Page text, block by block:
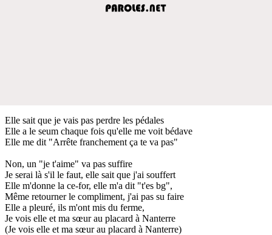
Elle sait que je vais pas perdre les pédales
Elle a le seum chaque fois qu'elle me voit bédave
Elle me dit "Arrête franchement ça te va pas"
Non, un "je t'aime" va pas suffire
Je serai là s'il le faut, elle sait que j'ai souffert
Elle m'donne la ce-for, elle m'a dit "t'es bg",
Même retourner le compliment, j'ai pas su faire
Elle a pleuré, ils m'ont mis du ferme,
Je vois elle et ma sœur au placard à Nanterre
(Je vois elle et ma sœur au placard à Nanterre)